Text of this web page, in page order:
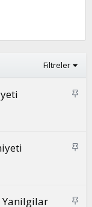
Filtreler
S
tS
tS
Yanilgilar